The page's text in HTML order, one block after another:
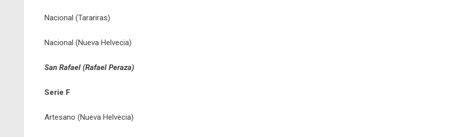
Nacional (Tarariras)
Nacional (Nueva Helvecia)
San Rafael (Rafael Peraza)
Serie F
Artesano (Nueva Helvecia)